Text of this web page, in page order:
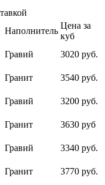
Наполнитель
Цена за
куб
Гравий 3020 руб.
Гранит 3540 руб.
Гравий 3200 руб.
Гранит 3630 руб
Гравий 3340 руб.
Гранит
3770 руб.